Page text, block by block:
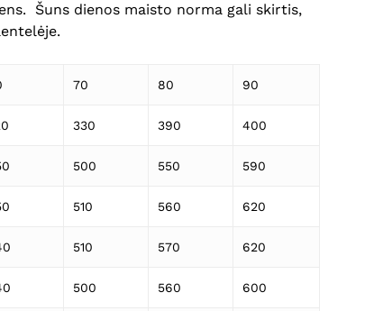
Šuns dienos maisto norma gali skirtis,
70 80 90
330 390 400
500 550 590
510 560 620
510 570 620
500 560 600